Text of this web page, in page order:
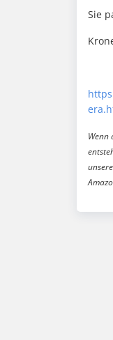
Sie
Wenn